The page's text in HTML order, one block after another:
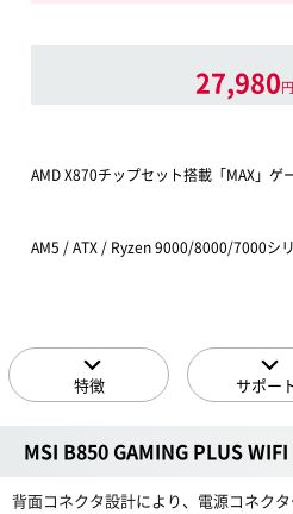
27,980円
AMD X870チップセット搭載「MAX」ゲ
AM5 / ATX / Ryzen 9000/8000/7000シ
特徴 サポー
MSI B850 GAMING PLUS
背面コネクタ設計により、電源コネク